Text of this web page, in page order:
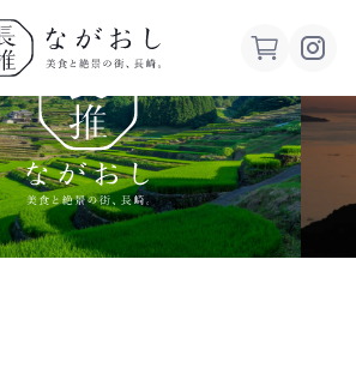
がお
美食
絶景の